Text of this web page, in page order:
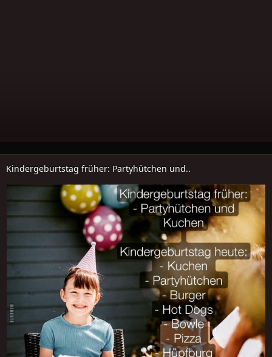
Kindergeburtstag früher: Partyhütchen und..